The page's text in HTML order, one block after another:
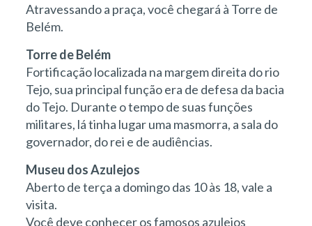
Atravessando a praça, você chegará à Torre de
Belém.
Torre de Belém
Fortificação localizada na margem direita do rio
Tejo, sua principal função era de defesa da bacia
do Tejo. Durante o tempo de suas funções
militares, lá tinha lugar uma masmorra, a sala do
governador, do rei e de audiências.
Museu dos Azulejos
Aberto de terça a domingo das 10 às 18, vale a
visita.
Você deve conhecer os famosos azulejos